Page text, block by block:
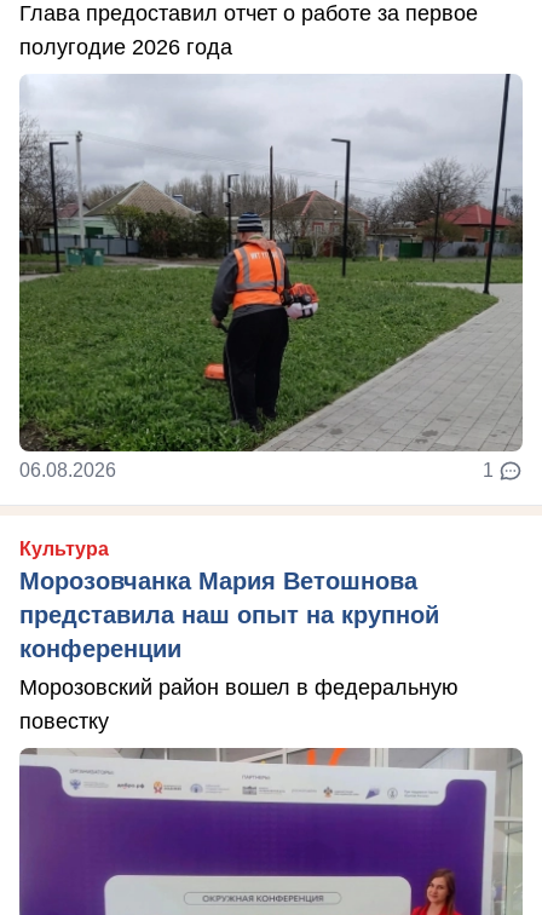
Глава предоставил отчет о работе за первое
полугодие 2026 года
06.08.2026 1
Культура
Морозовчанка Мария Ветошнова
представила наш опыт на крупной
конференции
Морозовский район вошел в федеральную
повестку